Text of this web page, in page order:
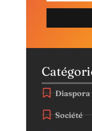
Diaspora
Société